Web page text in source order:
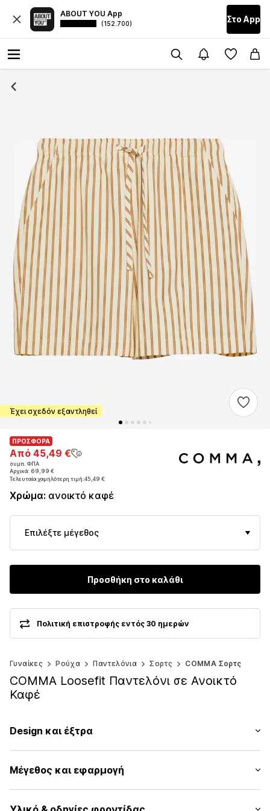
ABOUT YOU App
(152.700) Στο Αpp
Έχει σχεδόν εξαντληθεί
ΠΡΟΣΦΟΡΑ
Από 45,49 €
συμπ. ΦΠΑ
Αρχικά: 69,99 €
Τελευταία χαμηλότερη τιμή:45,49 €
ΠΡΟΣΦΟΡΑ
Από 45,49 €
συμπ. ΦΠΑ
Αρχικά: 69,99 €
Τελευταία χαμηλότερη τιμή:45,49 €
Χρώμα: ανοικτό καφέ
Επιλέξτε μέγεθος
Προσθήκη στο καλάθι
Πολιτική επιστροφής εντός 30 ημερών
Γυναίκες Ρούχα Παντελόνια Σορτς COMMA Σορτς
COMMA Loosefit Παντελόνι σε Ανοικτό
Καφέ
Design και έξτρα
Ντραπέ / με σούρες
Ζωνάρι με κορδόνι
Ελαστικό ζωνάρι/στρίφωμα
Μέγεθος και εφαρμογή